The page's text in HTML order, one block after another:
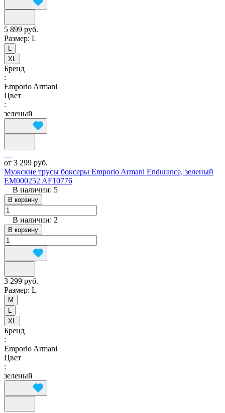
5 899 руб.
Размер: L
L
XL
Бренд
:
Emporio Armani
Цвет
:
зеленый
от 3 299 руб.
Мужские трусы боксеры Emporio Armani Endurance, зеленый
EM000252 AF10776
В наличии: 5
В корзину
В наличии: 2
В корзину
3 299 руб.
Размер: L
M
L
XL
Бренд
:
Emporio Armani
Цвет
:
зеленый